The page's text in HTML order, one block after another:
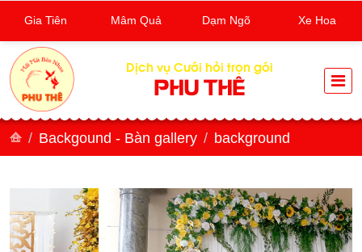
Dịch vụ Cưới hỏi trọn gói
PHU THÊ
Backgound - Bàn gallery background
Gia Tiên Mâm Quả Dạm Ngõ Xe Hoa